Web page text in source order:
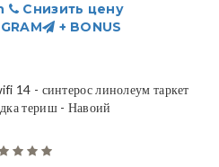
Снизить цену
+ BONUS